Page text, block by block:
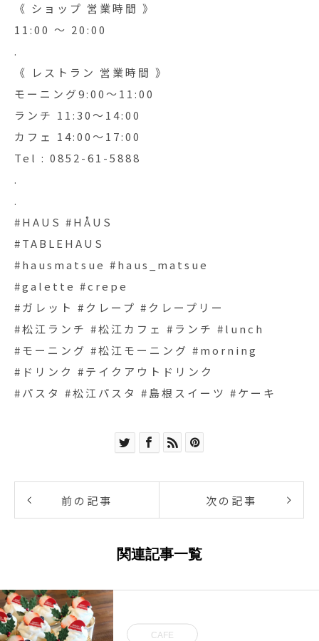
《 ショップ 営業時間 》
11:00 〜 20:00
.
《 レストラン 営業時間 》
モーニング9:00〜11:00
ランチ 11:30〜14:00
カフェ 14:00〜17:00
Tel : 0852-61-5888
.
.
#HAUS #HÅUS
#TABLEHAUS
#hausmatsue #haus_matsue
#galette #crepe
#ガレット #クレープ #クレープリー
#松江ランチ #松江カフェ #ランチ #lunch
#モーニング #松江モーニング #morning
#ドリンク #テイクアウトドリンク
#パスタ #松江パスタ #島根スイーツ #ケーキ
前の記事 次の記事
関連記事一覧
CAFE